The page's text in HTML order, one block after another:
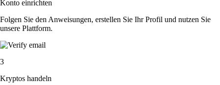
Konto einrichten
Folgen Sie den Anweisungen, erstellen Sie Ihr Profil und nutzen Sie
unsere Plattform.
3
Kryptos handeln